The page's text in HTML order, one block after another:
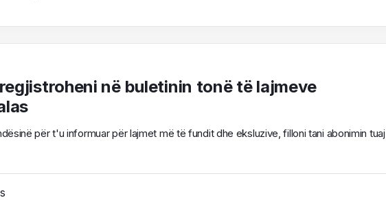
në buletinin tonë të lajmeve
për t'u informuar për lajmet më të fundit dhe eksluzive, filloni tani abonimin tuaj